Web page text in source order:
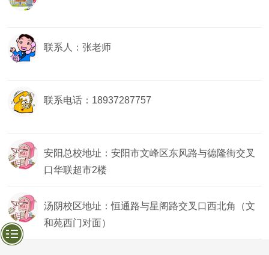
联系人：张老师
联系电话：18937287757
安阳总校地址：安阳市文峰区东风路与德隆街交叉
口华联超市2楼
汤阴校区地址：恒通路与星阁路交叉口西北角（文
和苑西门对面）